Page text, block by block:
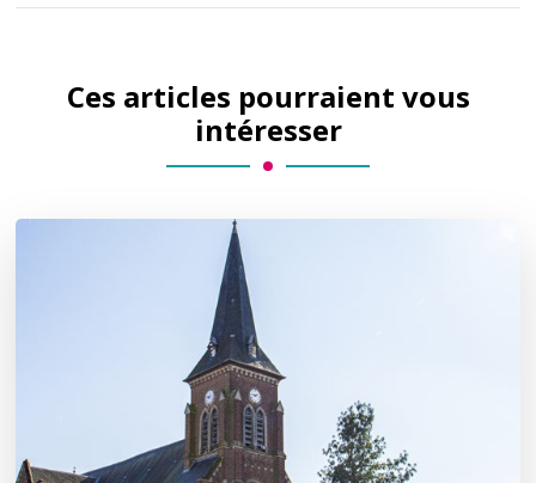
Ces articles pourraient vous
intéresser